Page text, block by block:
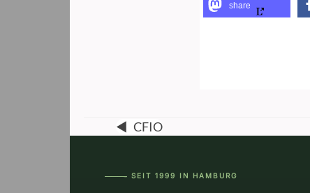
share
◀ CFIO
―――-- SEIT 1999 IN HAMBURG